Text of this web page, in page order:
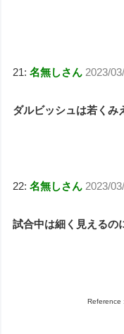
21:名無しさん 2023/
ダルビッシュは若くみ
22:名無しさん 2023/
試合中は細く見えるの
Reference :